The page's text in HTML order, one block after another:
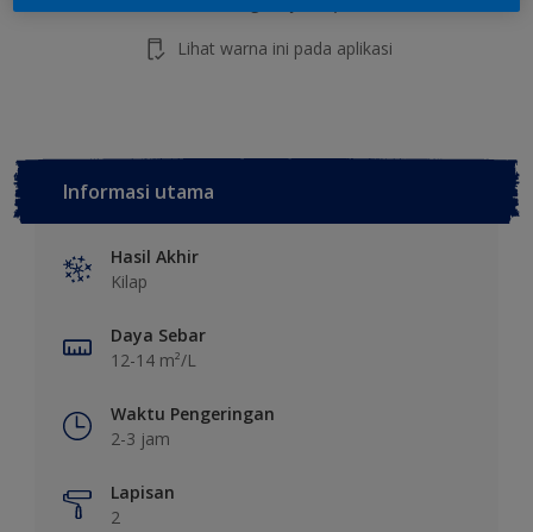
Lihat warna ini pada aplikasi
Informasi utama
Hasil Akhir
Kilap
Daya Sebar
12-14 m²/L
Waktu Pengeringan
2-3 jam
Lapisan
2